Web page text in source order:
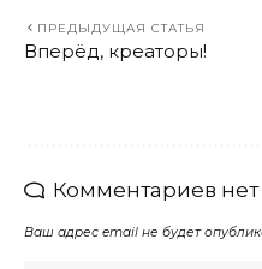
ПРЕДЫДУЩАЯ СТАТЬЯ
Вперёд, креаторы!
Комментариев нет
Ваш адрес email не будет